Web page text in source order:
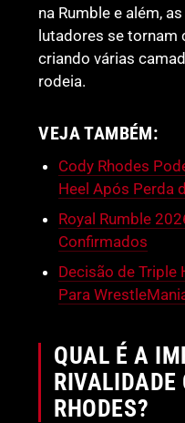
na Rumble e além,
lutadores se tornam
criando várias
rodeia.
VEJA TAMBÉM:
Cody Rhodes
Heel Após Perda
Royal Rumble
Confirmados
Decisão de Triple
Para
QUAL É A
RIVALIDADE
RHODES?